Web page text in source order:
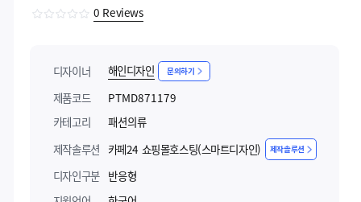
0 Reviews
디자이너 해인디자인 문의하기
제품코드
PTMD871179
카테고리
패션의류
제작솔루션 카페24 쇼핑몰호스팅(스마트디자인) 제작솔루션
디자인구분 반응형